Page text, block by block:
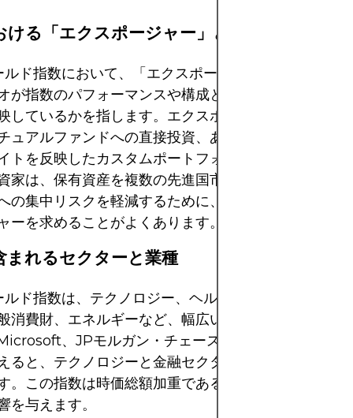
ける「エクスポージャー」とは？
ド指数において、「エクスポージャー」とは、投資
が指数のパフォーマンスや構成とどの程度一致して
しているかを指します。エクスポージャーは、指数
ュアルファンドへの直接投資、あるいは指数のセク
トを反映したカスタムポートフォリオの構築を通じ
家は、保有資産を複数の先進国市場に分散投資し、
の集中リスクを軽減するために、MSCIワールド指数
ーを求めることがよくあります。
まれるセクターと業種
ド指数は、テクノロジー、ヘルスケア、金融、資本
消費財、エネルギーなど、幅広いセクターを網羅し
、JPモルガン・チェースなど、指数に含まれ
ると、テクノロジーと金融セクターのウェイトが最
。この指数は時価総額加重であるため、大企業ほど
を与えます。